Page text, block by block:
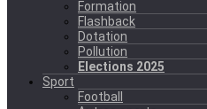
Formation
Flashback
Dotation
Pollution
Elections 2025
Sport
Football